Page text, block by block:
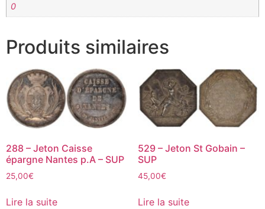
0
Produits similaires
288 – Jeton Caisse
épargne Nantes p.A – SUP
25,00€
Lire la suite
529 – Jeton St Gobain –
SUP
45,00€
Lire la suite